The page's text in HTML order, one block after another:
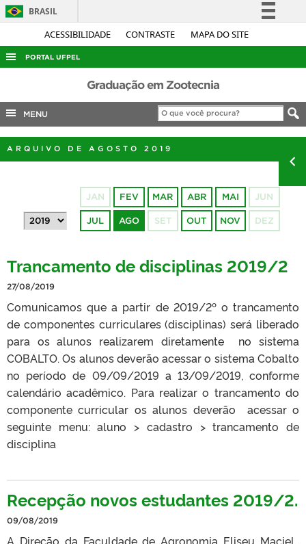
ACESSIBILIDADE CONTRASTE MAPA DO SITE
BRASIL
Simplifique!
Legislação
Canais
PORTAL UFPEL
ACESSO À INFORMAÇÃO
AUDITORIA
COBALTO
CONCURSOS
OUVIDORIA
TELEFONES
Graduação em Zootecnia
MENU
ARQUIVO DE AGOSTO 2019
JAN FEV MAR ABR MAI JUN
JUL AGO SET OUT NOV DEZ
Trancamento de disciplinas 2019/2
27/08/2019
Comunicamos que a partir de 2019/2º o trancamento
de componentes curriculares (disciplinas) será liberado
para os alunos realizarem diretamente no sistema
COBALTO. Os alunos deverão acessar o sistema Cobalto
no período de 09/09/2019 a 13/09/2019, conforme
calendário acadêmico. Para realizar o trancamento do
componente curricular os alunos deverão acessar o
seguinte menu: aluno > cadastro > trancamento de
disciplina
Recepção novos estudantes 2019/2.
09/08/2019
A Direção da Faculdade de Agronomia Eliseu Maciel,